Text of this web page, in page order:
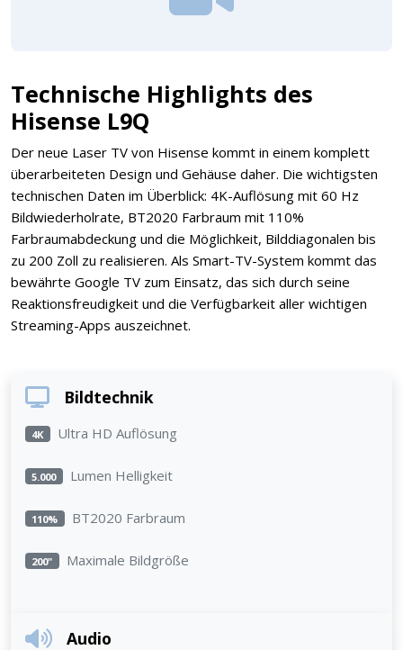
Technische Highlights des
Hisense L9Q
Der neue Laser TV von Hisense kommt in einem komplett
überarbeiteten Design und Gehäuse daher. Die wichtigsten
technischen Daten im Überblick: 4K-Auflösung mit 60 Hz
Bildwiederholrate, BT2020 Farbraum mit 110%
Farbraumabdeckung und die Möglichkeit, Bilddiagonalen bis
zu 200 Zoll zu realisieren. Als Smart-TV-System kommt das
bewährte Google TV zum Einsatz, das sich durch seine
Reaktionsfreudigkeit und die Verfügbarkeit aller wichtigen
Streaming-Apps auszeichnet.
Bildtechnik
4K Ultra HD Auflösung
5.000 Lumen Helligkeit
110% BT2020 Farbraum
200" Maximale Bildgröße
Audio